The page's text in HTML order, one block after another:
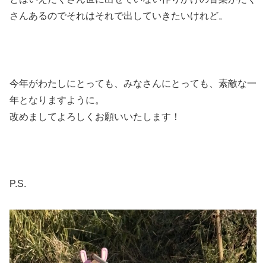
さんあるのでそれはそれで出していきたいけれど。
今年がわたしにとっても、みなさんにとっても、素敵な一
年となりますように。
改めましてよろしくお願いいたします！
P.S.